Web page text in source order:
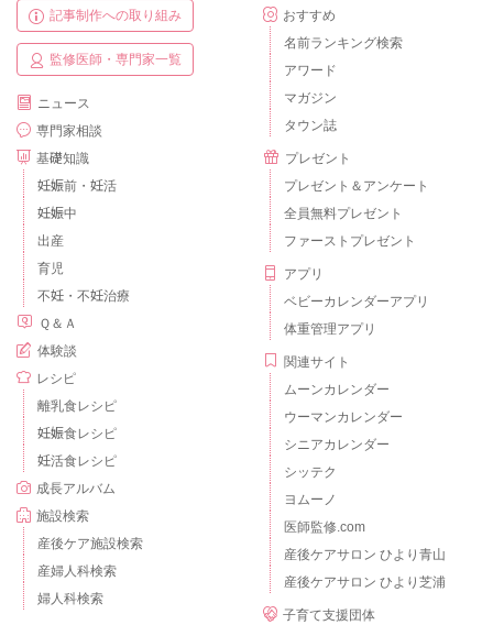
記事制作への取り組み
監修医師・専門家一覧
ニュース
専門家相談
基礎知識
妊娠前・妊活
妊娠中
出産
育児
不妊・不妊治療
Ｑ＆Ａ
体験談
レシピ
離乳食レシピ
妊娠食レシピ
妊活食レシピ
成長アルバム
施設検索
産後ケア施設検索
産婦人科検索
婦人科検索
おすすめ
名前ランキング検索
アワード
マガジン
タウン誌
プレゼント
プレゼント＆アンケート
全員無料プレゼント
ファーストプレゼント
アプリ
ベビーカレンダーアプリ
体重管理アプリ
関連サイト
ムーンカレンダー
ウーマンカレンダー
シニアカレンダー
シッテク
ヨムーノ
医師監修.com
産後ケアサロン ひより青山
産後ケアサロン ひより芝浦
子育て支援団体